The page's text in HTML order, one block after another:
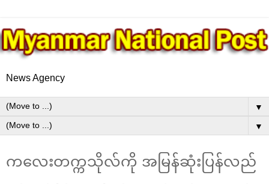
News Agency
▼
▼
ကလေးတက္ကသိုလ်ကို အမြန်ဆုံးပြန်လည်